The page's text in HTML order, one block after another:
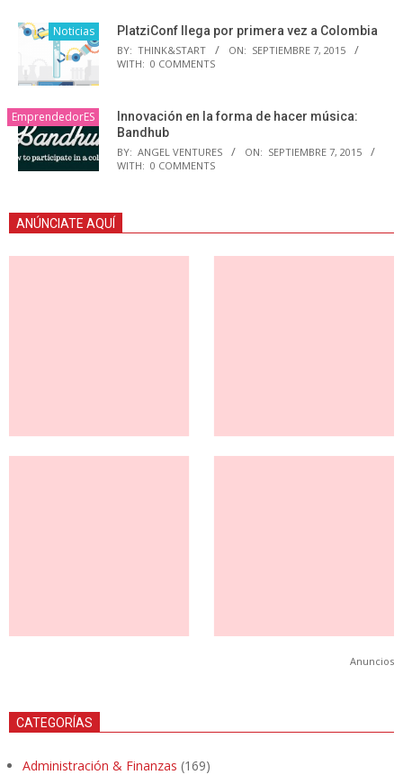
Noticias PlatziConf llega por primera vez a Colombia
BY: THINK&START ON: SEPTIEMBRE 7, 2015
WITH: 0 COMMENTS
EmprendedorES
Innovación en la forma de hacer música:
Bandhub
BY: ANGEL VENTURES ON: SEPTIEMBRE 7, 2015
WITH: 0 COMMENTS
ANÚNCIATE AQUÍ
Anuncios
CATEGORÍAS
Administración & Finanzas (169)